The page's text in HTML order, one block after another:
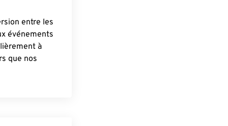
entre les
événements
à
que nos